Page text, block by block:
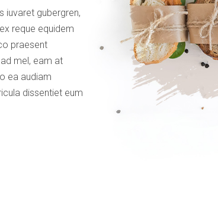
iuvaret gubergren,
reque equidem
praesent
mel, eam at
ea audiam
dissentiet eum